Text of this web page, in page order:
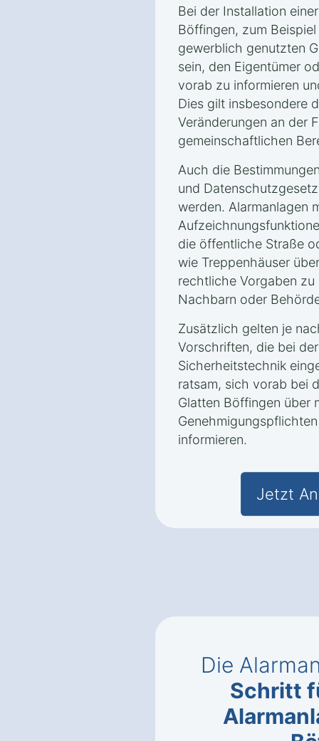
Bei der Installation
Böffingen, zum
gewerblich genutzten
sein, den Eigentümer
vorab zu informieren
Dies gilt insbesondere
Veränderungen an der
gemeinschaftlichen
Auch die
und
werden. Alarmanlagen
die öffentliche Straße
wie Treppenhäuser
rechtliche Vorgaben
Nachbarn oder
Zusätzlich gelten je
Vorschriften, die bei
Sicherheitstechnik
ratsam, sich vorab bei
Glatten Böffingen über
informieren.
Jetzt
Die
Schritt